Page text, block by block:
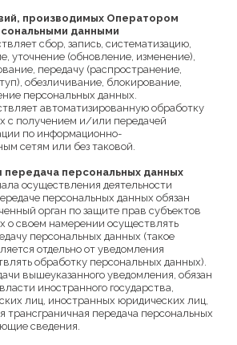
производимых Оператором
данными
сбор, запись, систематизацию,
уточнение (обновление, изменение),
передачу (распространение,
обезличивание, блокирование,
персональных данных.
автоматизированную обработку
с получением и/или передачей
по информационно-
сетям или без таковой.
передача персональных данных
осуществления деятельности
персональных данных обязан
орган по защите прав субъектов
о своем намерении осуществлять
персональных данных (такое
отдельно от уведомления
обработку персональных данных).
вышеуказанного уведомления, обязан
иностранного государства,
лиц, иностранных юридических лиц,
трансграничная передача персональных
сведения.